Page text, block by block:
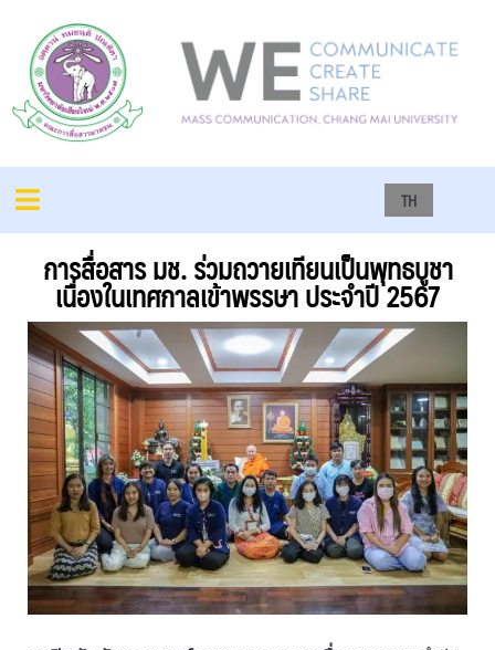
TH
การสื่อสาร มช. ร่วมถวายเทียนเป็นพุทธบูชา
เนื่องในเทศกาลเข้าพรรษา ประจำปี 2567